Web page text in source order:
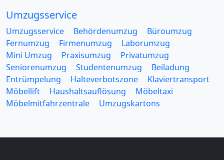
Umzugsservice
Umzugsservice Behördenumzug
Büroumzug
Fernumzug
Firmenumzug
Laborumzug
Mini Umzug
Praxisumzug
Privatumzug
Seniorenumzug
Studentenumzug
Beiladung
Entrümpelung
Halteverbotszone
Klaviertransport
Möbellift
Haushaltsauflösung
Möbeltaxi
Möbelmitfahrzentrale
Umzugskartons